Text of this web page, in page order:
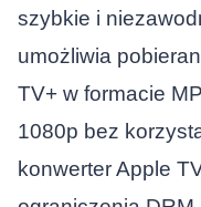
szybkie i
umożliwia
TV+ w formacie
1080p bez
konwerter Apple